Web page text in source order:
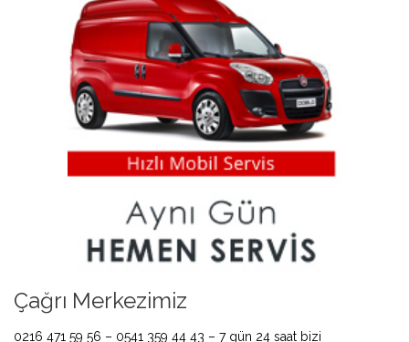
Çağrı Merkezimiz
0216 471 59 56 – 0541 359 44 43 – 7 gün 24 saat bizi